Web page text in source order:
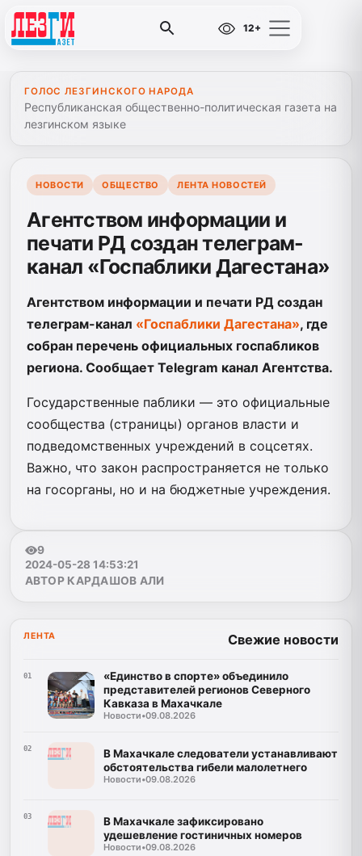
12+
ГОЛОС ЛЕЗГИНСКОГО НАРОДА
Республиканская общественно-политическая газета на
лезгинском языке
НОВОСТИ ОБЩЕСТВО ЛЕНТА НОВОСТЕЙ
Агентством информации и
печати РД создан телеграм-
канал «Госпаблики Дагестана»
Агентством информации и печати РД создан
телеграм-канал «Госпаблики Дагестана», где
собран перечень официальных госпабликов
региона. Сообщает Telegram канал Агентства.
Государственные паблики — это официальные
сообщества (страницы) органов власти и
подведомственных учреждений в соцсетях.
Важно, что закон распространяется не только
на госорганы, но и на бюджетные учреждения.
9
2024-05-28 14:53:21
АВТОР КАРДАШОВ АЛИ
ЛЕНТА Свежие новости
01
«Единство в спорте» объединило
представителей регионов Северного
Кавказа в Махачкале
Новости•09.08.2026
02
В Махачкале следователи устанавливают
обстоятельства гибели малолетнего
Новости•09.08.2026
03
В Махачкале зафиксировано
удешевление гостиничных номеров
Новости•09.08.2026